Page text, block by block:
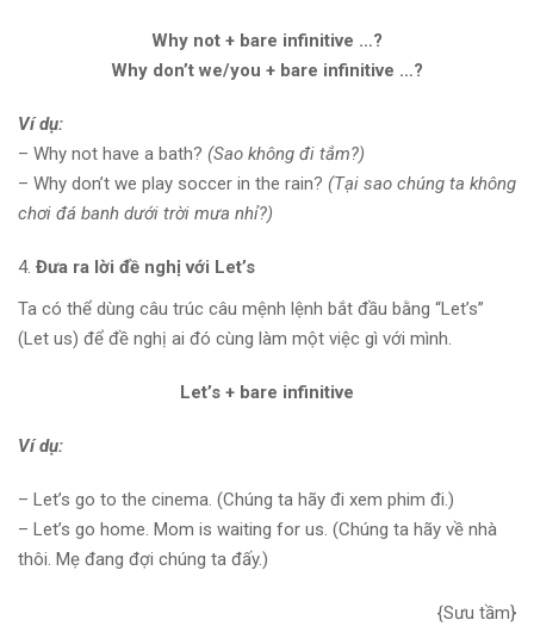
Why not + bare infinitive …?
Why don’t we/you + bare infinitive …?
Ví dụ:
– Why not have a bath? (Sao không đi tắm?)
– Why don’t we play soccer in the rain? (Tại sao chúng ta không
chơi đá banh dưới trời mưa nhỉ?)
Đưa ra lời đề nghị với Let’s
Ta có thể dùng câu trúc câu mệnh lệnh bắt đầu bằng “Let’s”
(Let us) để đề nghị ai đó cùng làm một việc gì với mình.
Let’s + bare infinitive
Ví dụ:
– Let’s go to the cinema. (Chúng ta hãy đi xem phim đi.)
– Let’s go home. Mom is waiting for us. (Chúng ta hãy về nhà
thôi. Mẹ đang đợi chúng ta đấy.)
{Sưu tầm}